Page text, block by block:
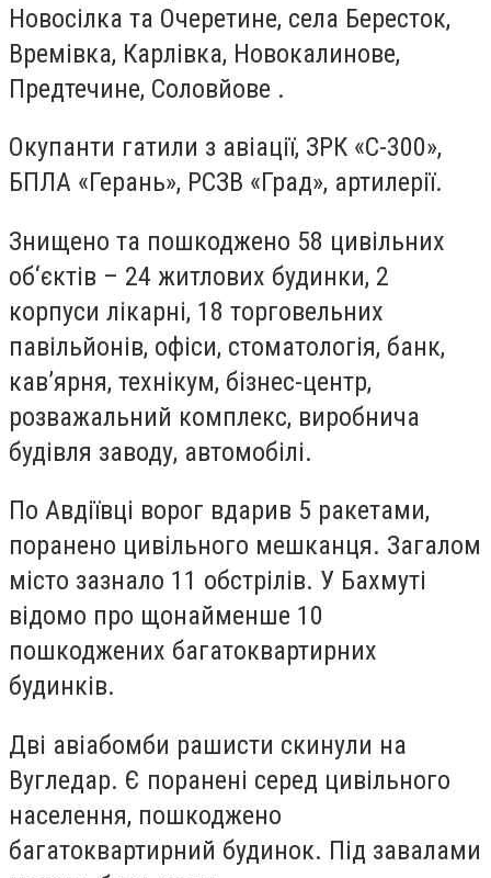
Новосілка та Очеретине, села Бересток,
Времівка, Карлівка, Новокалинове,
Предтечине, Соловйове .
Окупанти гатили з авіації, ЗРК «С-300»,
БПЛА «Герань», РСЗВ «Град», артилерії.
Знищено та пошкоджено 58 цивільних
об‘єктів – 24 житлових будинки, 2
корпуси лікарні, 18 торговельних
павільйонів, офіси, стоматологія, банк,
кав’ярня, технікум, бізнес-центр,
розважальний комплекс, виробнича
будівля заводу, автомобілі.
По Авдіївці ворог вдарив 5 ракетами,
поранено цивільного мешканця. Загалом
місто зазнало 11 обстрілів. У Бахмуті
відомо про щонайменше 10
пошкоджених багатоквартирних
будинків.
Дві авіабомби рашисти скинули на
Вугледар. Є поранені серед цивільного
населення, пошкоджено
багатоквартирний будинок. Під завалами